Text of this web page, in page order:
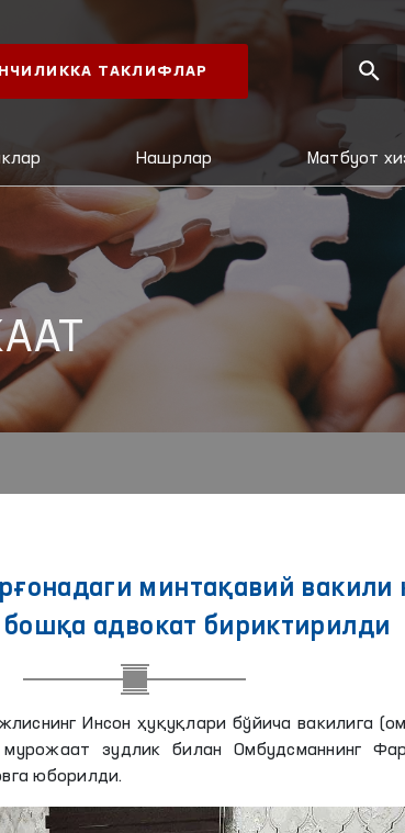
ТАКЛИФЛАР
Нашрлар Матбуот
минтақавий вакили
бошқа адвокат бириктирилди
Инсон ҳуқуқлари бўйича вакилига
зудлик билан Омбудсманнинг
юборилди.